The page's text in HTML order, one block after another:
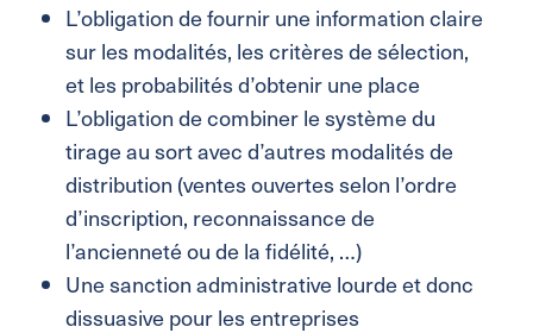
L’obligation de fournir une information claire
sur les modalités, les critères de sélection,
et les probabilités d’obtenir une place
L’obligation de combiner le système du
tirage au sort avec d’autres modalités de
distribution (ventes ouvertes selon l’ordre
d’inscription, reconnaissance de
l’ancienneté ou de la fidélité, …)
Une sanction administrative lourde et donc
dissuasive pour les entreprises